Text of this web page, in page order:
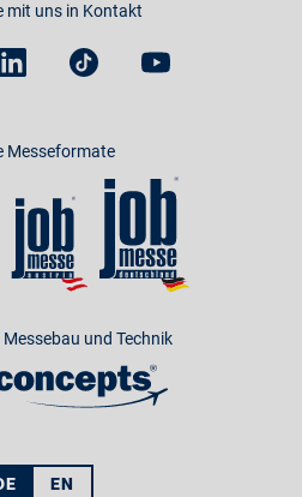
mit uns in Kontakt
Messeformate
und Technik
EN